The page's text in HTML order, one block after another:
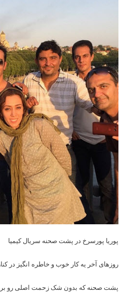
پوریا پورسرخ در پشت صحنه سریال کیمیا
روزهای آخر یه کار خوب و خاطره انگیز در
پشت صحنه که بدون شک زحمت اصلی رو بر